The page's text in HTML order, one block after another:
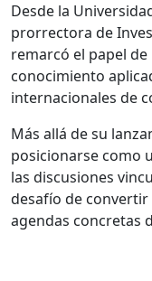
Desde la
prorrectora de
remarcó el papel
conocimiento
internacionales de
Más allá de su
posicionarse como
las discusiones
desafío de
agendas concretas